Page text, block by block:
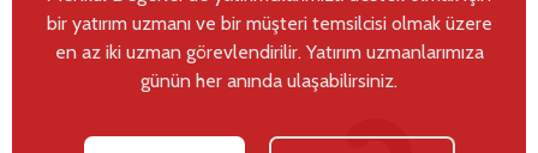
bir yatırım uzmanı ve bir müşteri temsilcisi olmak üzere
en az iki uzman görevlendirilir. Yatırım uzmanlarımıza
günün her anında ulaşabilirsiniz.